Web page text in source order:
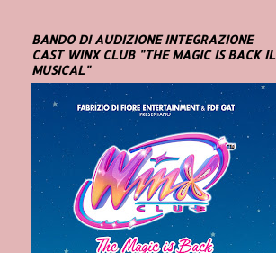
BANDO DI AUDIZIONE INTEGRAZIONE
CAST WINX CLUB "THE MAGIC IS BACK IL
MUSICAL"